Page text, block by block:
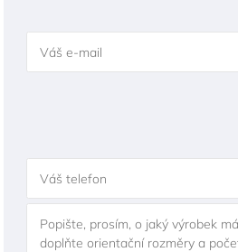
Váš e-mail
Váš telefon
Popište, prosím, o jaký výrobek
doplňte orientační rozměry a